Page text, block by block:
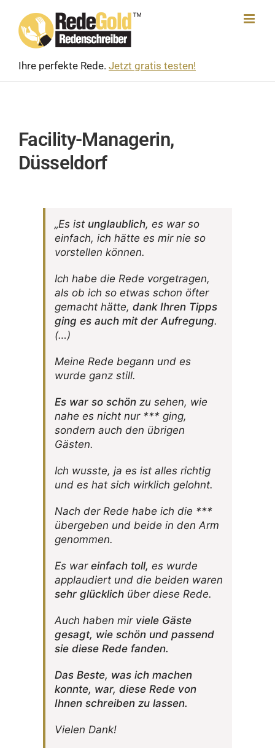
content
Ihre perfekte Rede. Jetzt gratis testen!
Facility-Managerin,
Düsseldorf
„Es ist unglaub­lich, es war so
einfach, ich hätte es mir nie so
vorstellen können.
Ich habe die Rede vorge­tragen,
als ob ich so etwas schon öfter
gemacht hätte, dank Ihren Tipps
ging es auch mit der Aufre­gung.
(…)
Meine Rede begann und es
wurde ganz still.
Es war so schönzu sehen, wie
nahe es nicht nur *** ging,
sondern auch den übrigen
Gästen.
Ich wusste, ja es ist alles richtig
und es hat sich wirk­lich gelohnt.
Nach der Rede habe ich die ***
über­geben und beide in den Arm
genommen.
Es war einfach toll, es wurde
applau­diert und die beiden waren
sehr glück­lichüber diese Rede.
Auch haben mir viele Gäste
gesagt, wie schön und passend
sie diese Rede fanden.
Das Beste, was ich machen
konnte, war, diese Rede von
Ihnen schreiben zu lassen.
Vielen Dank!